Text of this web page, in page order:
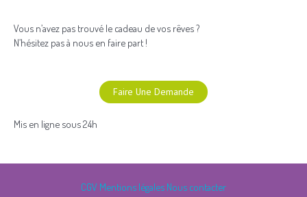
Vous n’avez pas trouvé le cadeau de vos rêves ?
N’hésitez pas à nous en faire part !
Faire Une Demande
Mis en ligne sous 24h
CGV Mentions légales Nous contacter